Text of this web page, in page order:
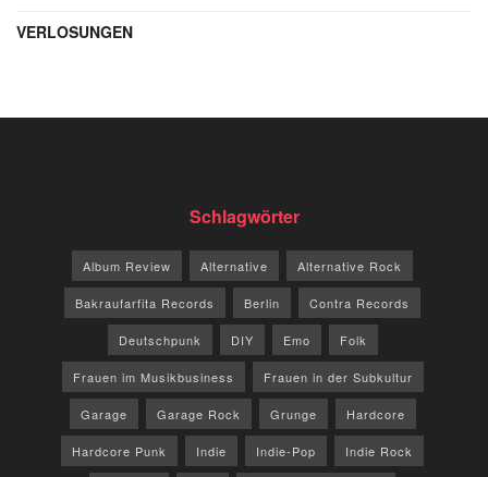
VERLOSUNGEN
Schlagwörter
Album Review Alternative Alternative Rock
Bakraufarfita Records Berlin Contra Records
Deutschpunk DIY Emo Folk
Frauen im Musikbusiness Frauen in der Subkultur
Garage Garage Rock Grunge Hardcore
Hardcore Punk Indie Indie-Pop Indie Rock